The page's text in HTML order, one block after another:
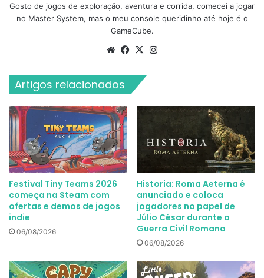
Gosto de jogos de exploração, aventura e corrida, comecei a jogar
no Master System, mas o meu console queridinho até hoje é o
GameCube.
WebsiteFacebook
X
Artigos relacionados
Festival Tiny Teams 2026
começa na Steam com
ofertas e demos de jogos
indie
06/08/2026
Historia: Roma Aeterna é
anunciado e coloca
jogadores no papel de
Júlio César durante a
Guerra Civil Romana
06/08/2026